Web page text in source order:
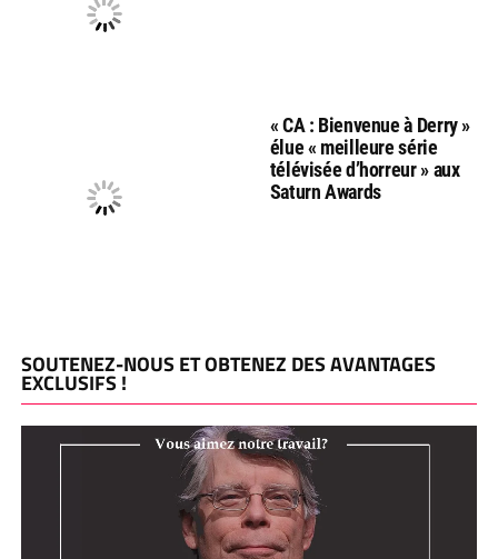
« CA : Bienvenue à Derry »
élue « meilleure série
télévisée d’horreur » aux
Saturn Awards
SOUTENEZ-NOUS ET OBTENEZ DES AVANTAGES
EXCLUSIFS !